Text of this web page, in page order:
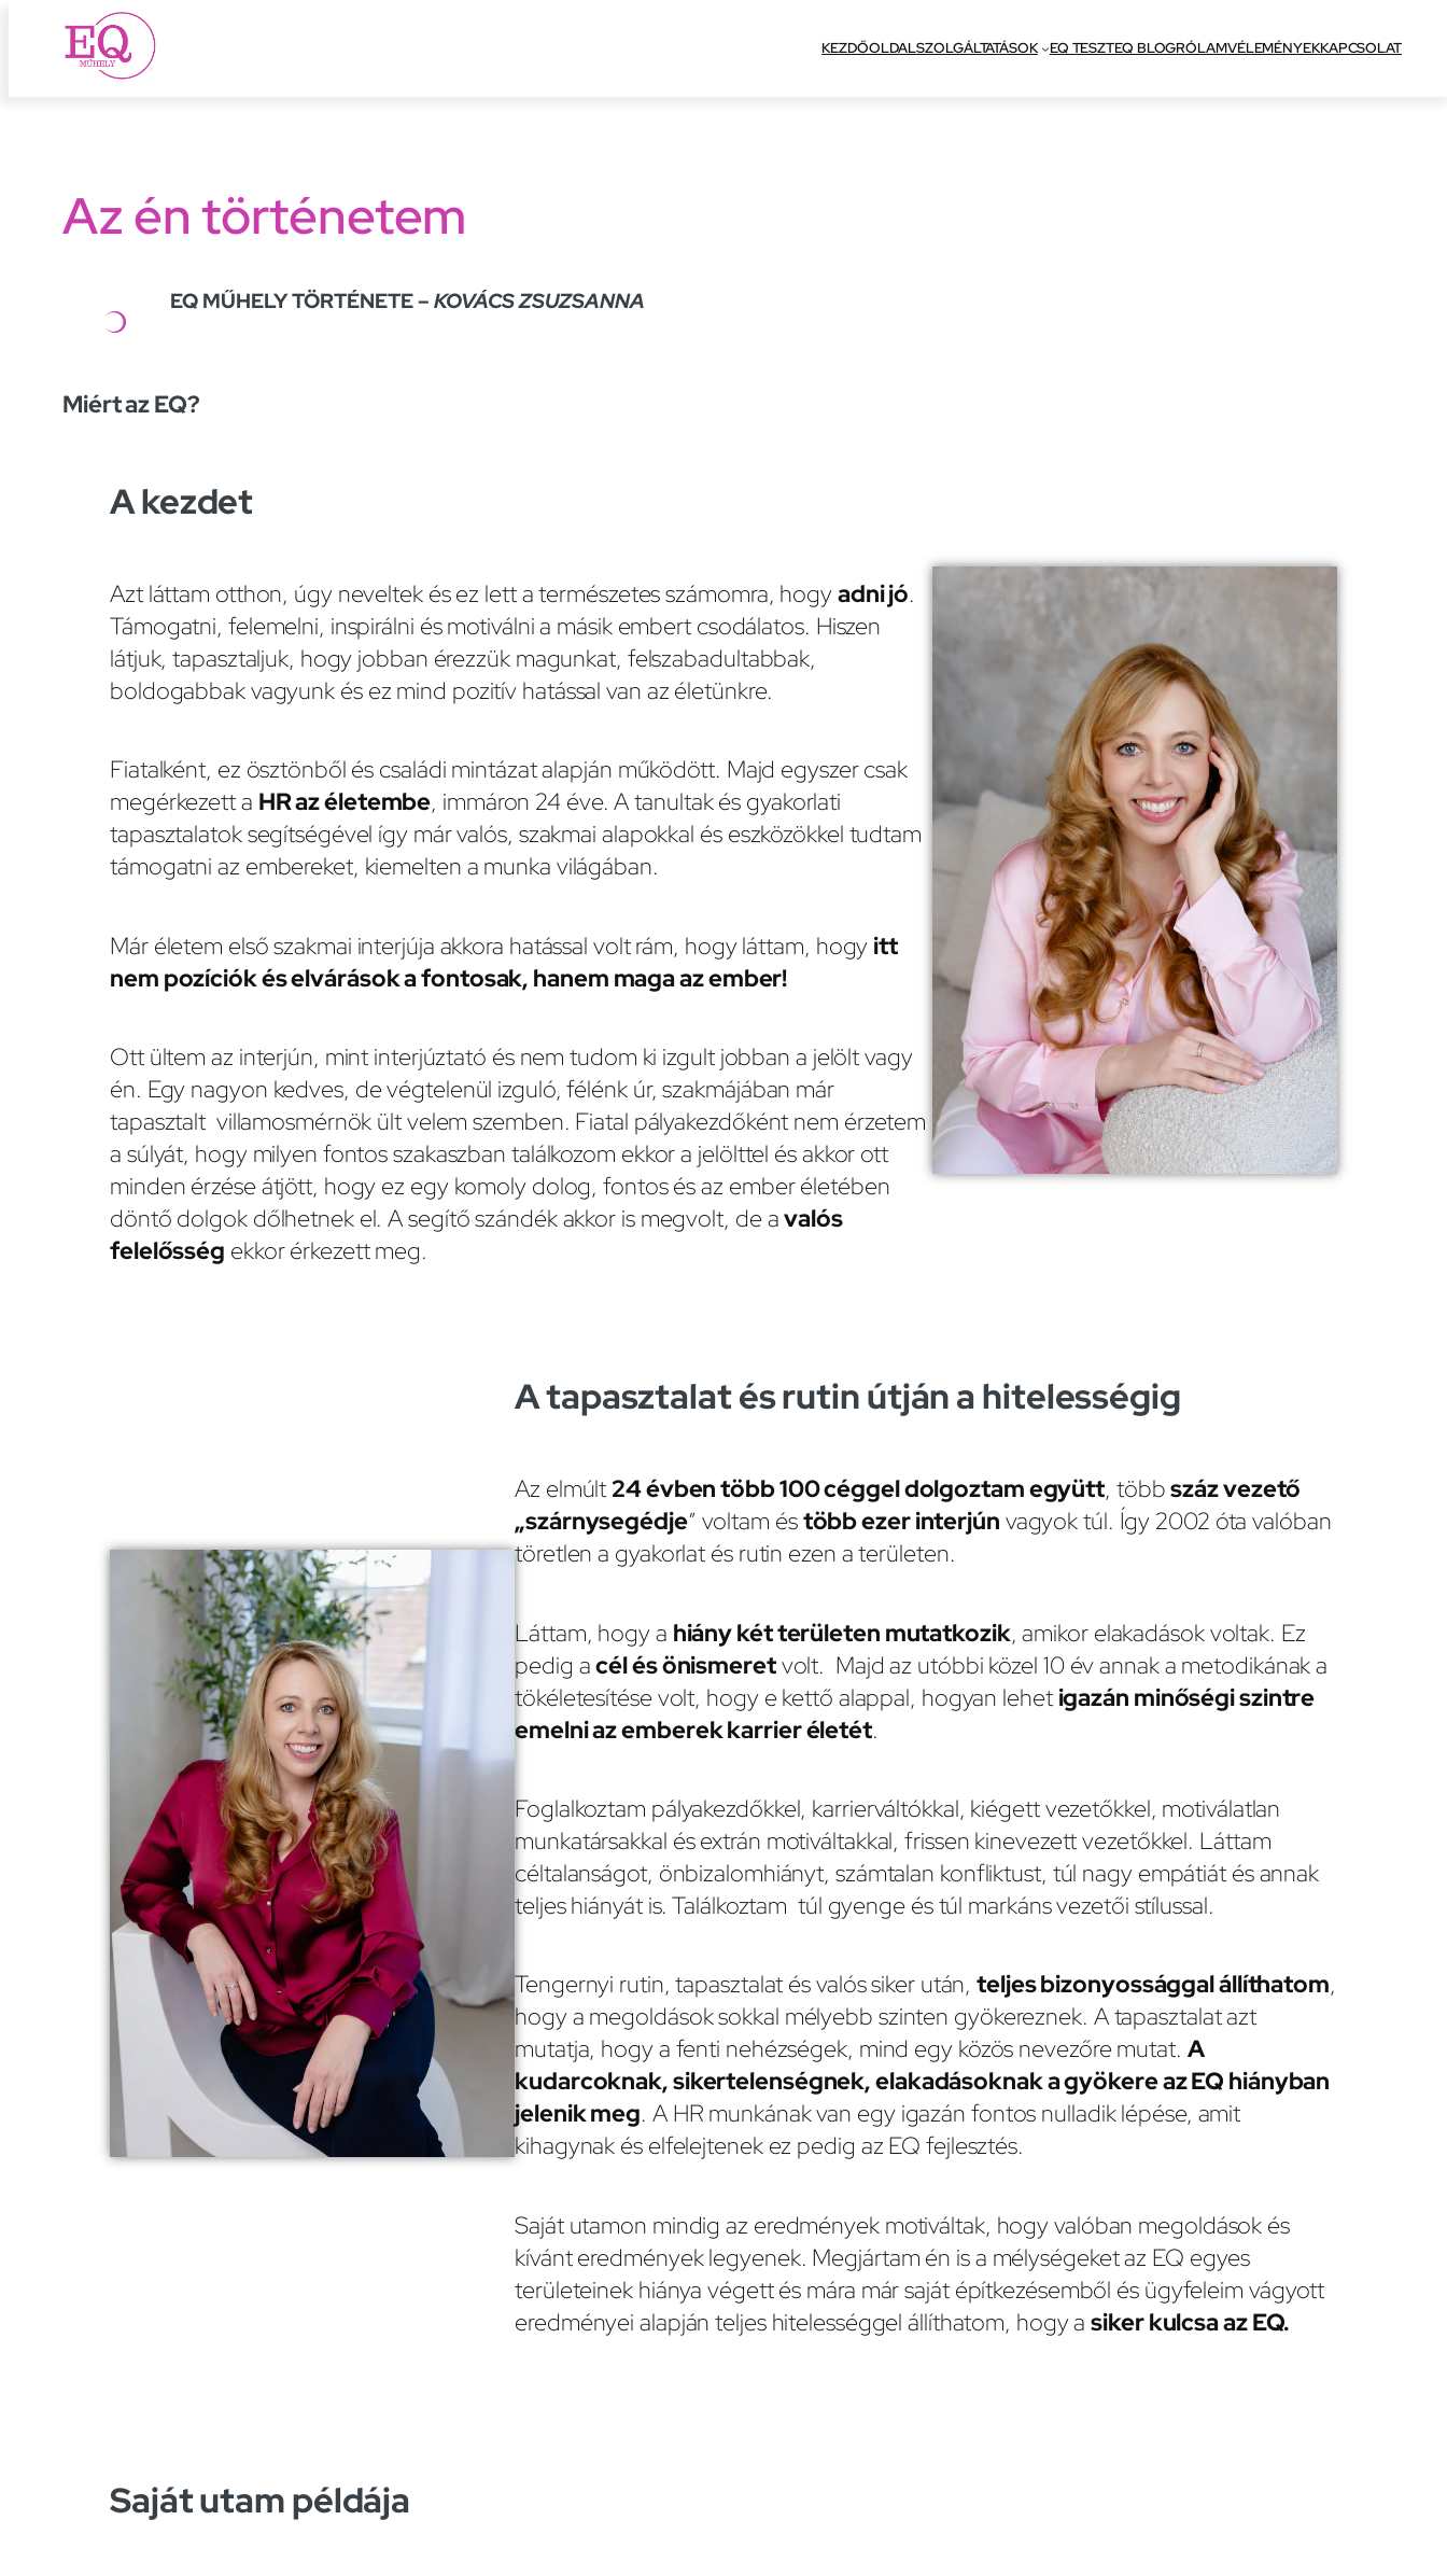
Ugrás
tartalomhoz
KEZDŐOLDALSZOLGÁLTATÁSOK EQ TESZTEQ BLOGRÓLAMVÉLEMÉNYEKKAPCSOLAT
Az én történetem
EQ MŰHELY TÖRTÉNETE –KOVÁCS ZSUZSANNA
Miért az EQ?
A kezdet
Azt láttam otthon, úgy neveltek és ez lett a természetes számomra, hogyadni jó.
Támogatni, felemelni, inspirálni és motiválni a másik embert csodálatos. Hiszen
látjuk, tapasztaljuk, hogy jobban érezzük magunkat, felszabadultabbak,
boldogabbak vagyunk és ez mind pozitív hatással van az életünkre.
Fiatalként, ez ösztönből és családi mintázat alapján működött. Majd egyszer csak
megérkezett a HR az életembe, immáron 24 éve. A tanultak és gyakorlati
tapasztalatok segítségével így már valós, szakmai alapokkal és eszközökkel tudtam
támogatni az embereket, kiemelten a munka világában.
Már életem első szakmai interjúja akkora hatással volt rám, hogy láttam, hogy itt
nem pozíciók és elvárások a fontosak, hanem maga az ember!
Ott ültem az interjún, mint interjúztató és nem tudom ki izgult jobban a jelölt vagy
én. Egy nagyon kedves, de végtelenül izguló, félénk úr, szakmájában már
tapasztalt villamosmérnök ült velem szemben. Fiatal pályakezdőként nem érzetem
a súlyát, hogy milyen fontos szakaszban találkozom ekkor a jelölttel és akkor ott
minden érzése átjött, hogy ez egy komoly dolog, fontos és az ember életében
döntő dolgok dőlhetnek el. A segítő szándék akkor is megvolt, de avalós
felelősség ekkor érkezett meg.
A tapasztalat és rutin útján a hitelességig
Az elmúlt24 évben több 100 céggel dolgoztam együtt, többszáz vezető
„szárnysegédje” voltam éstöbb ezer interjún vagyok túl. Így 2002 óta valóban
töretlen a gyakorlat és rutin ezen a területen.
Láttam, hogy a hiány két területen mutatkozik, amikor elakadások voltak. Ez
pedig acél és önismeretvolt. Majd az utóbbi közel 10 év annak a metodikának a
tökéletesítése volt, hogy e kettő alappal, hogyan lehet igazán minőségi szintre
emelni az emberek karrier életét.
Foglalkoztam pályakezdőkkel, karrierváltókkal, kiégett vezetőkkel, motiválatlan
munkatársakkal és extrán motiváltakkal, frissen kinevezett vezetőkkel. Láttam
céltalanságot, önbizalomhiányt, számtalan konfliktust, túl nagy empátiát és annak
teljes hiányát is. Találkoztam túl gyenge és túl markáns vezetői stílussal.
Tengernyi rutin, tapasztalat és valós siker után,teljes bizonyossággal állíthatom,
hogy a megoldások sokkal mélyebb szinten gyökereznek. A tapasztalat azt
mutatja, hogy a fenti nehézségek, mind egy közös nevezőre mutat. A
kudarcoknak, sikertelenségnek, elakadásoknak a gyökere az EQ hiányban
jelenik meg. A HR munkának van egy igazán fontos nulladik lépése, amit
kihagynak és elfelejtenek ez pedig az EQ fejlesztés.
Saját utamon mindig az eredmények motiváltak, hogy valóban megoldások és
kívánt eredmények legyenek. Megjártam én is a mélységeket az EQ egyes
területeinek hiánya végett és mára már saját építkezésemből és ügyfeleim vágyott
eredményei alapján teljes hitelességgel állíthatom, hogy asiker kulcsa az EQ.
Saját utam példája